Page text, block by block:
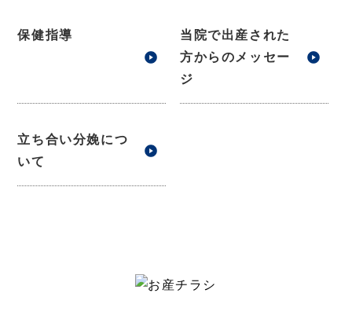
保健指導
当院で出産された
方からのメッセー
ジ
立ち合い分娩につ
いて